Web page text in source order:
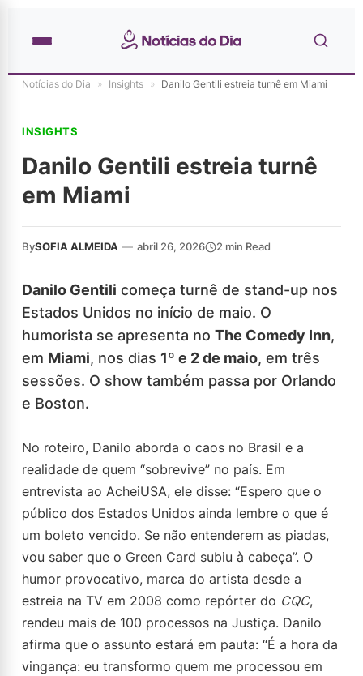
Notícias do Dia » Insights » Danilo Gentili estreia turnê em Miami
INSIGHTS
Danilo Gentili estreia turnê
em Miami
BySOFIA ALMEIDA — abril 26, 2026 2 min Read
Danilo Gentili começa turnê de stand-up nos
Estados Unidos no início de maio. O
humorista se apresenta no The Comedy Inn,
em Miami, nos dias 1º e 2 de maio, em três
sessões. O show também passa por Orlando
e Boston.
No roteiro, Danilo aborda o caos no Brasil e a
realidade de quem “sobrevive” no país. Em
entrevista ao AcheiUSA, ele disse: “Espero que o
público dos Estados Unidos ainda lembre o que é
um boleto vencido. Se não entenderem as piadas,
vou saber que o Green Card subiu à cabeça”. O
humor provocativo, marca do artista desde a
estreia na TV em 2008 como repórter do CQC,
rendeu mais de 100 processos na Justiça. Danilo
afirma que o assunto estará em pauta: “É a hora da
vingança: eu transformo quem me processou em